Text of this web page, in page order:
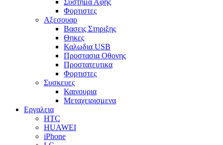
Φορτιστες
Αξεσουαρ
Βασεις Στηριξης
Θηκες
Καλωδια USB
Προστασια Οθονης
Προστατευτικα
Φορτιστες
Συσκευες
Καινουρια
Μεταχειρισμενα
Εργαλεια
HTC
HUAWEI
iPhone